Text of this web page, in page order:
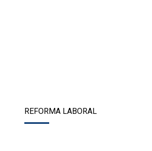
REFORMA LABORAL